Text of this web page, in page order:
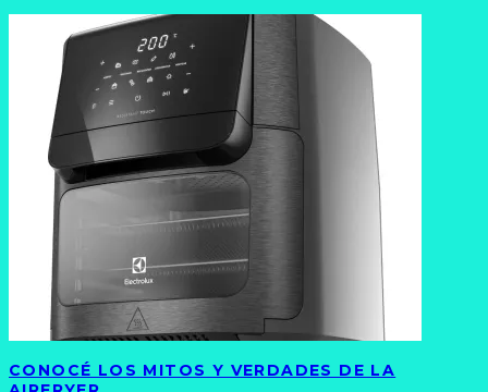
CONOCÉ LOS MITOS Y VERDADES DE LA